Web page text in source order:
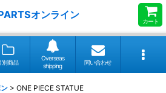
オンライン
カート
別商品
Overseas
shipping
問い合わせ
> ONE PIECE STATUE